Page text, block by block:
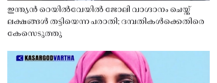
ഇന്ത്യൻ റെയിൽവേയിൽ ജോലി വാഗ്ദാനം ചെയ്ത്
ലക്ഷങ്ങൾ തട്ടിയെന്ന പരാതി; ദമ്പതികൾക്കെതിരെ
കേസെടുത്തു